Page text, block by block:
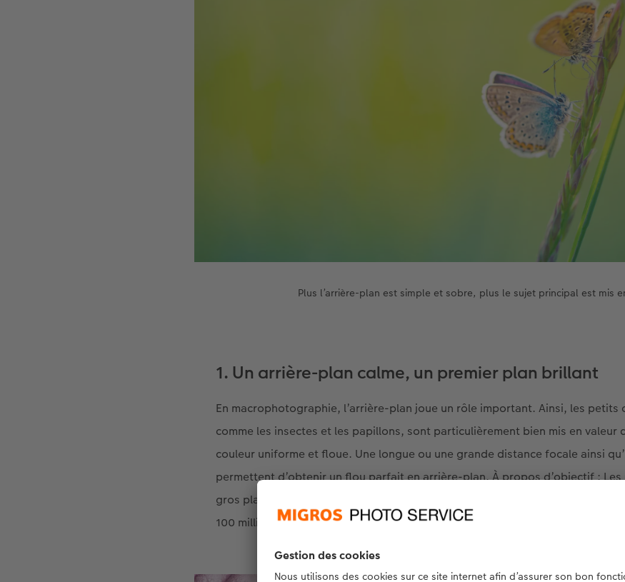
Plus l’arrière-plan est simple et sobre, plus le sujet principal est mis
1. Un arrière-plan calme, un premier plan brillant
En macrophotographie, l’arrière-plan joue un rôle important. Ainsi, les
comme les insectes et les papillons, sont particulièrement bien mis en valeur
couleur uniforme et floue. Une longue ou une grande distance focale ainsi
permettent d’obtenir un flou parfait en arrière-plan. À propos d’objectif :
gros plan sont obtenues avec un objectif macro spécial, par exemple avec
100 millimètres.